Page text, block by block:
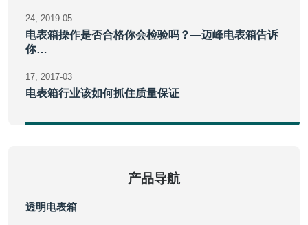
24 2019-05
电表箱操作是否合格你会检验吗？—迈峰电表箱告诉
你…
17 2017-03
电表箱行业该如何抓住质量保证
产品导航
透明电表箱